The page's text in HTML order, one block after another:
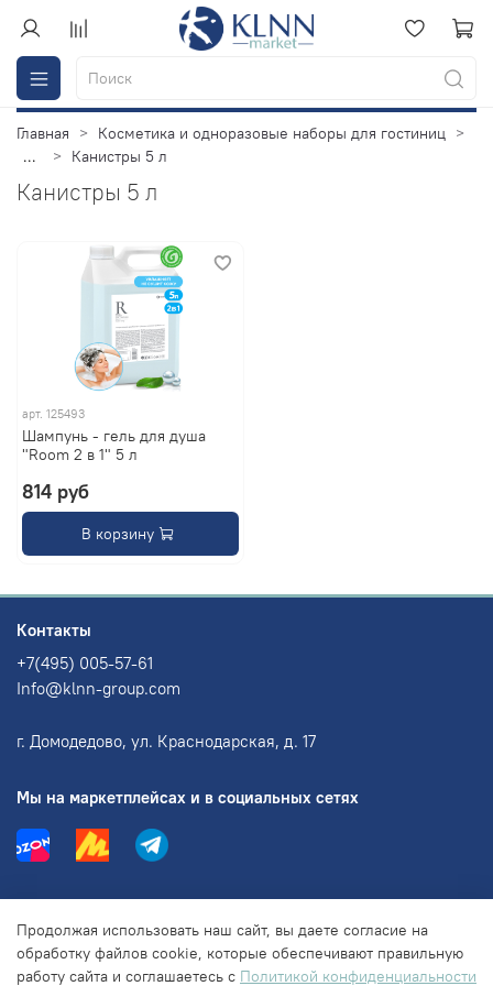
Главная
Косметика и одноразовые наборы для гостиниц
...
Канистры 5 л
Канистры 5 л
арт.125493
Шампунь - гель для душа
"Room 2 в 1" 5 л
814 руб
В корзину
Информация
Контакты
+7(495) 005-57-61
Info@klnn-group.com
г. Домодедово, ул. Краснодарская, д. 17
Мы на маркетплейсах и в социальных сетях
Продолжая использовать наш сайт, вы даете согласие на
обработку файлов cookie, которые обеспечивают правильную
работу сайта и соглашаетесь с Политикой конфиденциальности